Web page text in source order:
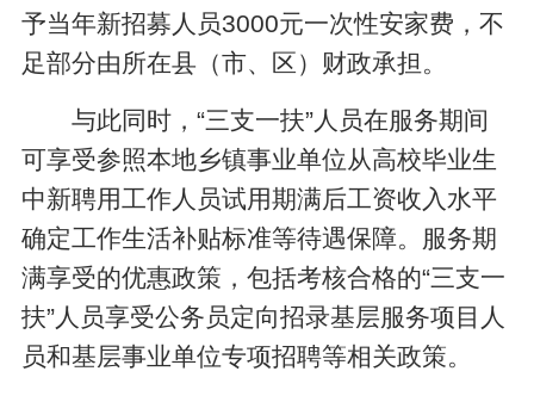
予当年新招募人员3000元一次性安家费，不
足部分由所在县（市、区）财政承担。
与此同时，“三支一扶”人员在服务期间
可享受参照本地乡镇事业单位从高校毕业生
中新聘用工作人员试用期满后工资收入水平
确定工作生活补贴标准等待遇保障。服务期
满享受的优惠政策，包括考核合格的“三支一
扶”人员享受公务员定向招录基层服务项目人
员和基层事业单位专项招聘等相关政策。